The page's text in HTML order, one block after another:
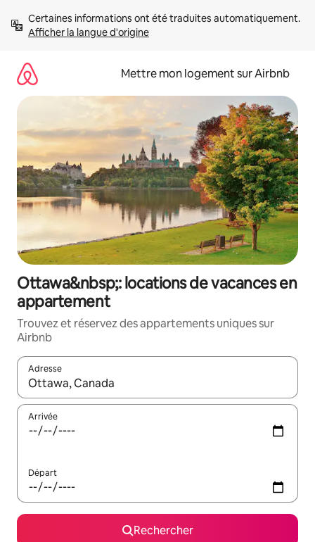
directement
Afficher la langue d'origine
Mettre mon logement sur Airbnb
Ottawa&nbsp;: locations de vacances en
appartement
Trouvez et réservez des appartements uniques sur
Airbnb
Adresse
Lorsque les résultats s'affichent, utilisez les flèches vers le
Arrivée
Départ
Rechercher